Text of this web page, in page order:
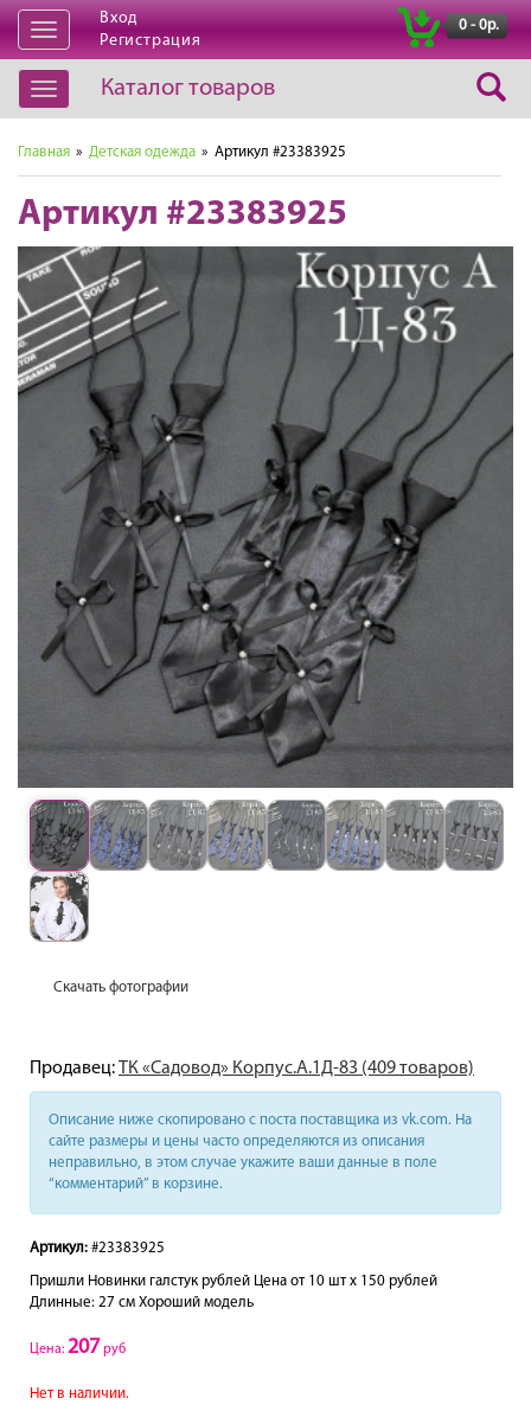
Открыть
навигацию
Вход
Регистрация
0 - 0р.
Открыть
навигацию
Каталог товаров
Главная » Детская одежда » Артикул #23383925
Артикул #23383925
Скачать фотографии
Продавец:ТК «Садовод» Корпус.А.1Д-83 (409 товаров)
Описание ниже скопировано с поста поставщика из vk.com. На
сайте размеры и цены часто определяются из описания
неправильно, в этом случае укажите ваши данные в поле
“комментарий” в корзине.
Артикул: #23383925
Пришли Новинки галстук рублей Цена от 10 шт х 150 рублей
Длинные: 27 см Хороший модель
Цена: 207 руб
Нет в наличии.